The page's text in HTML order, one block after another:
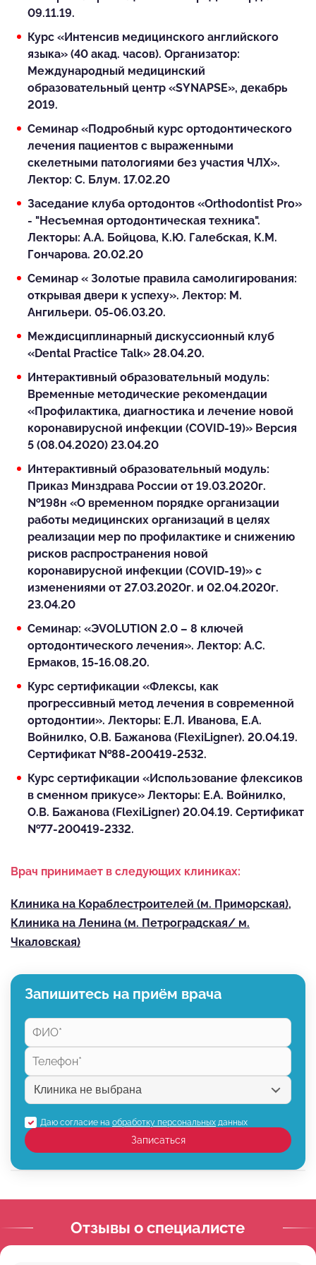
09.11.19.
Курс «Интенсив медицинского английского
языка» (40 акад. часов). Организатор:
Международный медицинский
образовательный центр «SYNAPSE», декабрь
2019.
Семинар «Подробный курс ортодонтического
лечения пациентов с выраженными
скелетными патологиями без участия ЧЛХ».
Лектор: С. Блум. 17.02.20
Заседание клуба ортодонтов «Orthodontist Pro»
- "Несъемная ортодонтическая техника".
Лекторы: А.А. Бойцова, К.Ю. Галебская, К.М.
Гончарова. 20.02.20
Семинар « Золотые правила самолигирования:
открывая двери к успеху». Лектор: М.
Ангильери. 05-06.03.20.
Междисциплинарный дискуссионный клуб
«Dental Practice Talk» 28.04.20.
Интерактивный образовательный модуль:
Временные методические рекомендации
«Профилактика, диагностика и лечение новой
коронавирусной инфекции (COVID-19)» Версия
5 (08.04.2020) 23.04.20
Интерактивный образовательный модуль:
Приказ Минздрава России от 19.03.2020г.
№198н «О временном порядке организации
работы медицинских организаций в целях
реализации мер по профилактике и снижению
рисков распространения новой
коронавирусной инфекции (COVID-19)» с
изменениями от 27.03.2020г. и 02.04.2020г.
23.04.20
Семинар: «ЭVOLUTION 2.0 – 8 ключей
ортодонтического лечения». Лектор: А.С.
Ермаков, 15-16.08.20.
Курс сертификации «Флексы, как
прогрессивный метод лечения в современной
ортодонтии». Лекторы: Е.Л. Иванова, Е.А.
Войнилко, О.В. Бажанова (FlexiLigner). 20.04.19.
Сертификат №88-200419-2532.
Курс сертификации «Использование флексиков
в сменном прикусе» Лекторы: Е.А. Войнилко,
О.В. Бажанова (FlexiLigner) 20.04.19. Сертификат
№77-200419-2332.
Врач принимает в следующих клиниках:
Клиника на Кораблестроителей (м. Приморская),
Клиника на Ленина (м. Петроградская/ м.
Чкаловская)
Запишитесь на приём врача
Даю согласие на обработку персональных данных
Записаться
Отзывы о специалисте